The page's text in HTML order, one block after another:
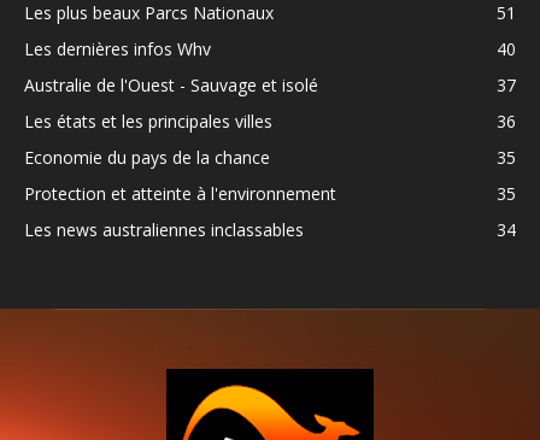
Les plus beaux Parcs Nationaux
51
Les dernières infos Whv
40
Australie de l'Ouest - Sauvage et isolé
37
Les états et les principales villes
36
Economie du pays de la chance
35
Protection et atteinte à l'environnement
35
Les news australiennes inclassables
34